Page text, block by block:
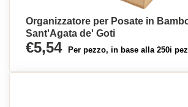
Organizzatore per Posate in
Sant'Agata de' Goti
€5,54 Per pezzo, in base alla 250i